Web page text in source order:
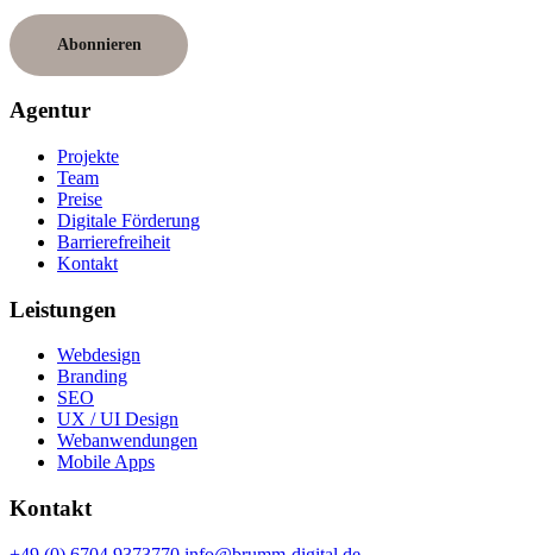
Agentur
Projekte
Team
Preise
Digitale Förderung
Barrierefreiheit
Kontakt
Leistungen
Webdesign
Branding
SEO
UX / UI Design
Webanwendungen
Mobile Apps
Kontakt